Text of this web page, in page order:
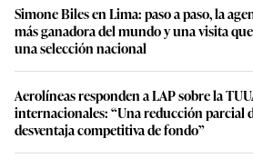
Simone Biles en Lima: paso a paso, la
más ganadora del mundo y una visita
una selección nacional
Aerolíneas responden a LAP sobre la
internacionales: “Una reducción parcial
desventaja competitiva de fondo”